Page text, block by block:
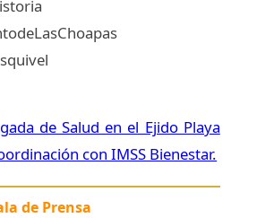
de Salud en el Ejido Playa
con IMSS Bienestar.
de Prensa